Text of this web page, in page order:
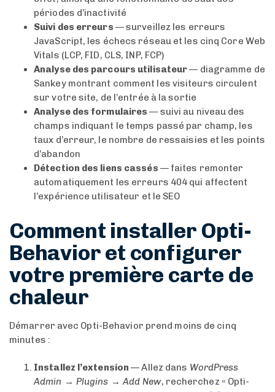
périodes d’inactivité
Suivi des erreurs — surveillez les erreurs
JavaScript, les échecs réseau et les cinq Core Web
Vitals (LCP, FID, CLS, INP, FCP)
Analyse des parcours utilisateur— diagramme de
Sankey montrant comment les visiteurs circulent
sur votre site, de l’entrée à la sortie
Analyse des formulaires — suivi au niveau des
champs indiquant le temps passé par champ, les
taux d’erreur, le nombre de ressaisies et les points
d’abandon
Détection des liens cassés — faites remonter
automatiquement les erreurs 404 qui affectent
l’expérience utilisateur et le SEO
Comment installer Opti-
Behavior et configurer
votre première carte de
chaleur
Démarrer avec Opti-Behavior prend moins de cinq
minutes :
Installez l’extension — Allez dans WordPress
Admin → Plugins → Add New, recherchez « Opti-